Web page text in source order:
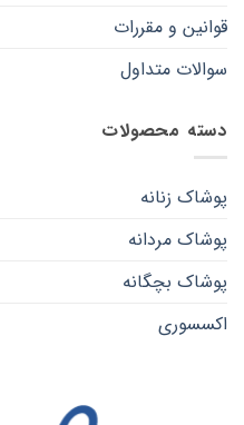
قوانین و مقررات
سوالات متداول
دسته محصولات
پوشاک زنانه
پوشاک مردانه
پوشاک بچگانه
اکسسوری